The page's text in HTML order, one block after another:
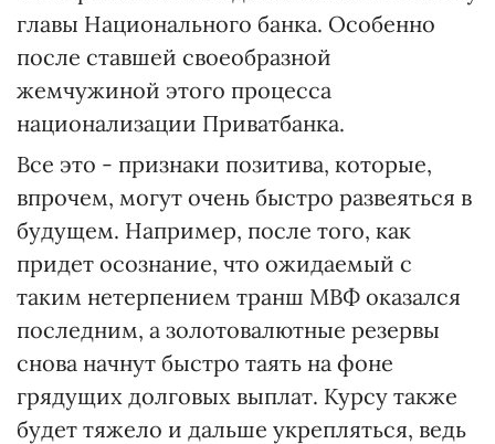
главы Национального банка. Особенно
после ставшей своеобразной
жемчужиной этого процесса
национализации Приватбанка.
Все это - признаки позитива, которые,
впрочем, могут очень быстро развеяться в
будущем. Например, после того, как
придет осознание, что ожидаемый с
таким нетерпением транш МВФ оказался
последним, а золотовалютные резервы
снова начнут быстро таять на фоне
грядущих долговых выплат. Курсу также
будет тяжело и дальше укрепляться, ведь